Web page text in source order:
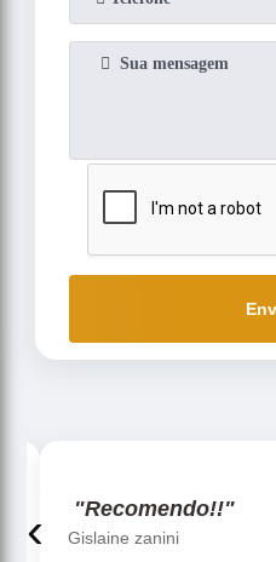
"Recomendo!!"
Gislaine zanini
‹